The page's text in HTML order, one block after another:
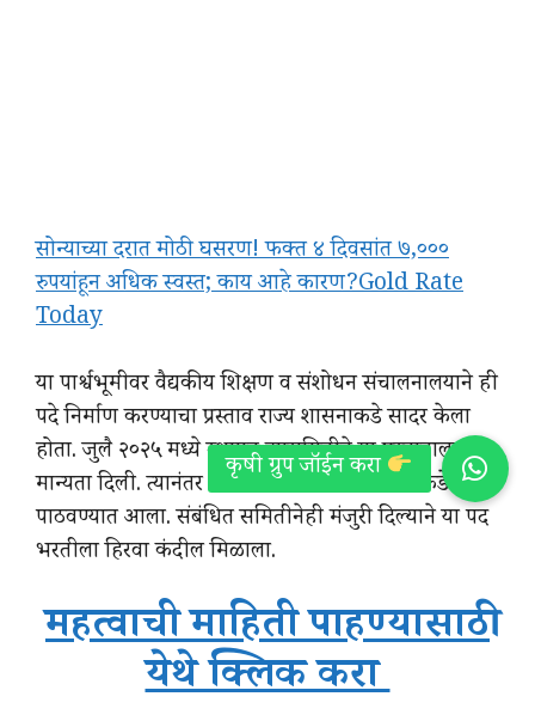
सोन्याच्या दरात मोठी घसरण! फक्त ४ दिवसांत ७,०००
रुपयांहून अधिक स्वस्त; काय आहे कारण?Gold Rate
Today
या पार्श्वभूमीवर वैद्यकीय शिक्षण व संशोधन संचालनालयाने ही
पदे निर्माण करण्याचा प्रस्ताव राज्य शासनाकडे सादर केला
होता. जुलै २०२५ मध्ये स्थापन उपसमितीने या प्रस्तावाला
मान्यता दिली. त्यानंतर तो उच्चस्तरीय सचिव समितीकडे
पाठवण्यात आला. संबंधित समितीनेही मंजुरी दिल्याने या पद
भरतीला हिरवा कंदील मिळाला.
महत्वाची माहिती पाहण्यासाठी
येथे क्लिक करा